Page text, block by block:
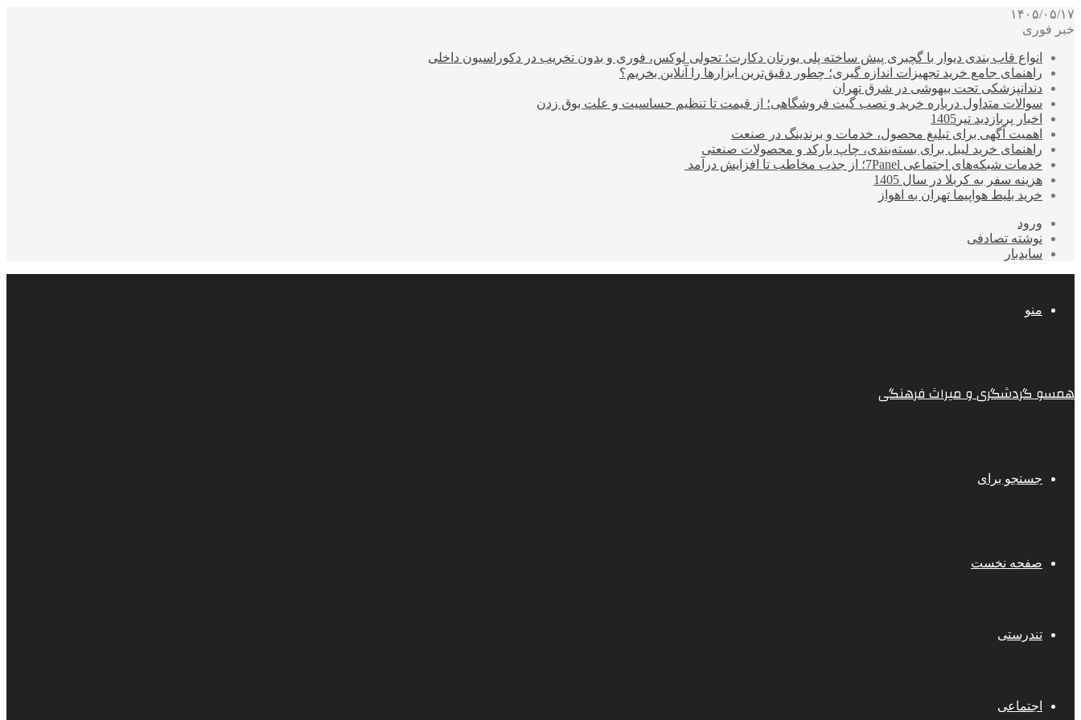
۱۴۰۵/۰۵/۱۷
خبر فوری
انواع قاب بندی دیوار با گچبری پیش ساخته پلی یورتان دکارت؛ تحولی لوکس، فوری و بدون تخریب در دکوراسیون داخلی
راهنمای جامع خرید تجهیزات اندازه گیری؛ چطور دقیق‌ترین ابزارها را آنلاین بخریم؟
دندانپزشکی تحت بیهوشی در شرق تهران
سوالات متداول درباره خرید و نصب گیت فروشگاهی؛ از قیمت تا تنظیم حساسیت و علت بوق زدن
اخبار پربازدید تیر1405
اهمیت آگهی برای تبلیغ محصول، خدمات و برندینگ در صنعت
راهنمای خرید لیبل برای بسته‌بندی، چاپ بارکد و محصولات صنعتی
خدمات شبکه‌های اجتماعی 7Panel؛ از جذب مخاطب تا افزایش درآمد
هزینه سفر به کربلا در سال 1405
خرید بلیط هواپیما تهران به اهواز
ورود
نوشته تصادفی
سایدبار
منو
همسو گردشگری و میراث فرهنگی
جستجو برای
صفحه نخست
تندرستی
اجتماعی